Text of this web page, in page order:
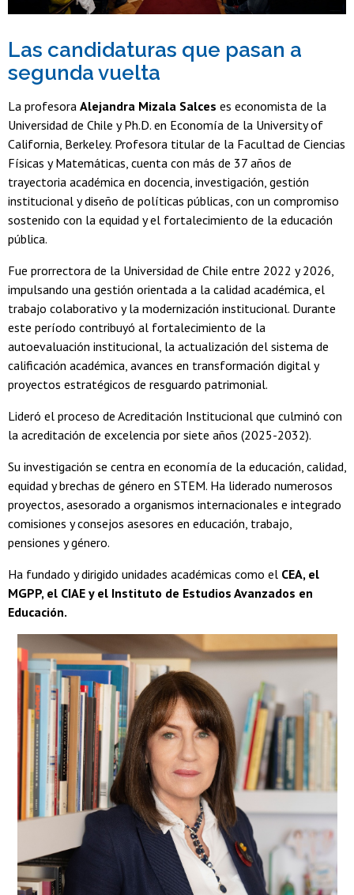
Las candidaturas que pasan a
segunda vuelta
La profesora Alejandra Mizala Salces es economista de la
Universidad de Chile y Ph.D. en Economía de la University of
California, Berkeley. Profesora titular de la Facultad de Ciencias
Físicas y Matemáticas, cuenta con más de 37 años de
trayectoria académica en docencia, investigación, gestión
institucional y diseño de políticas públicas, con un compromiso
sostenido con la equidad y el fortalecimiento de la educación
pública.
Fue prorrectora de la Universidad de Chile entre 2022 y 2026,
impulsando una gestión orientada a la calidad académica, el
trabajo colaborativo y la modernización institucional. Durante
este período contribuyó al fortalecimiento de la
autoevaluación institucional, la actualización del sistema de
calificación académica, avances en transformación digital y
proyectos estratégicos de resguardo patrimonial.
Lideró el proceso de Acreditación Institucional que culminó con
la acreditación de excelencia por siete años (2025-2032).
Su investigación se centra en economía de la educación, calidad,
equidad y brechas de género en STEM. Ha liderado numerosos
proyectos, asesorado a organismos internacionales e integrado
comisiones y consejos asesores en educación, trabajo,
pensiones y género.
Ha fundado y dirigido unidades académicas como el CEA, el
MGPP, el CIAE y el Instituto de Estudios Avanzados en
Educación.